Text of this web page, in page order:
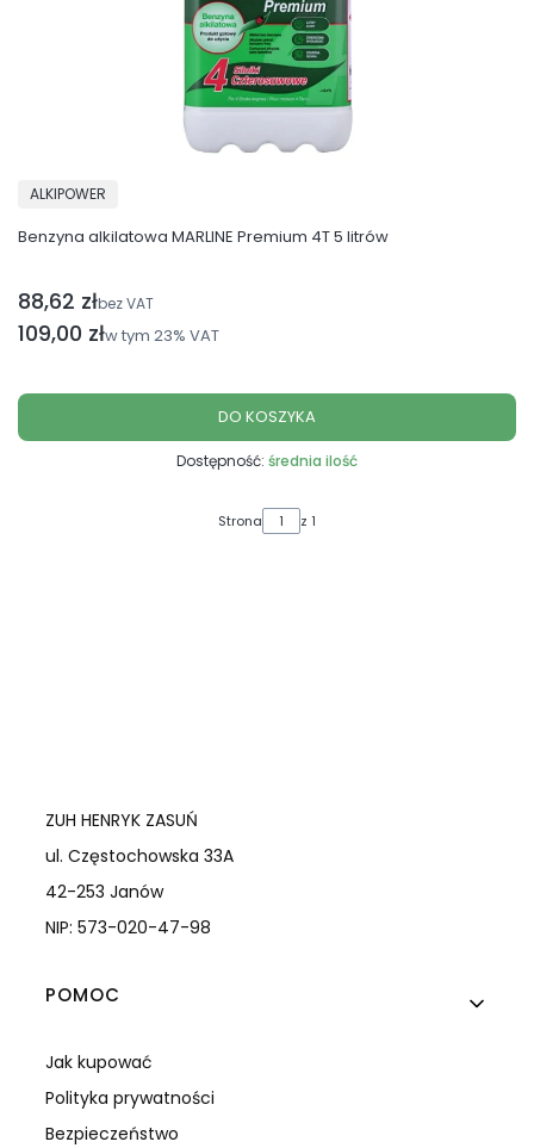
Benzyna alkilatowa MARLINE Premium 4T 5 litrów
PRODUCENT
ALKIPOWER
Cena brutto
109,00 złw tym 23% VAT
Cena netto
88,62 złbez VAT
DO KOSZYKA
Dostępność: średnia ilość
Strona z 1
ZUH HENRYK ZASUŃ
ul. Częstochowska 33A
42-253 Janów
NIP: 573-020-47-98
Linki w stopce
POMOC
Jak kupować
Polityka prywatności
Bezpieczeństwo